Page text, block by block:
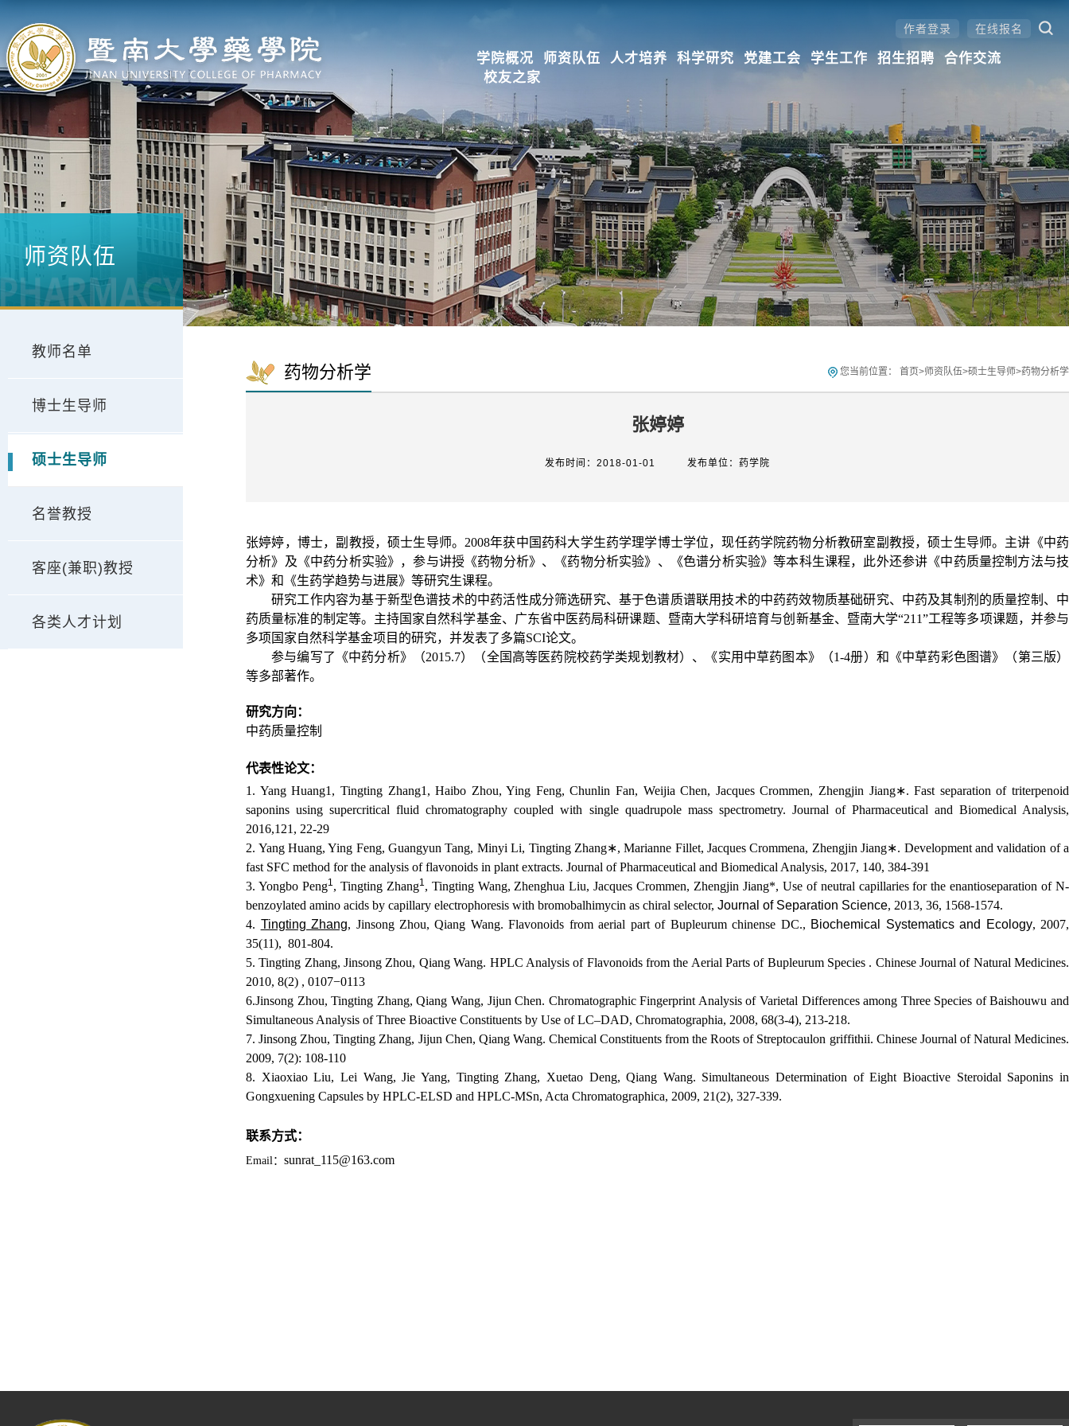
作者登录 在线报名
学院概况 师资队伍 人才培养 科学研究 党建工会 学生工作 招生招聘
合作交流
校友之家
师资队伍
教师名单
博士生导师
硕士生导师
名誉教授
客座(兼职)教授
各类人才计划
药物分析学 您当前位置： 首页>师资队伍>硕士生导师>药物分析学
张婷婷
发布时间：2018-01-01 发布单位：药学院
张婷婷，博士，副教授，硕士生导师。 2008年获中国药科大学生药学理学博士学位，现任药学院药物分析教研室副教授，硕士生导师。主讲《中药
分析》及《中药分析实验》，参与讲授《药物分析》、《药物分析实验》、《色谱分析实验》等本科生课程，此外还参讲《中药质量控制方法与技
术》和《生药学趋势与进展》等研究生课程。
研究工作内容为基于新型色谱技术的中药活性成分筛选研究、基于色谱质谱联用技术的中药药效物质基础研究、中药及其制剂的质量控制、中
药质量标准的制定等。主持国家自然科学基金、广东省中医药局科研课题、暨南大学科研培育与创新基金、暨南大学“211”工程等多项课题，并参与
多项国家自然科学基金项目的研究，并发表了多篇SCI论文。
参与编写了《中药分析》（2015.7）（全国高等医药院校药学类规划教材）、《实用中草药图本》（1-4册）和《中草药彩色图谱》（第三版）
等多部著作。
研究方向：
中药质量控制
代表性论文：
1. Yang Huang1, Tingting Zhang1, Haibo Zhou, Ying Feng, Chunlin Fan, Weijia Chen, Jacques Crommen, Zhengjin Jiang∗. Fast separation of triterpenoid
saponins using supercritical fluid chromatography coupled with single quadrupole mass spectrometry. Journal of Pharmaceutical and Biomedical Analysis,
2016,121, 22-29
2. Yang Huang, Ying Feng, Guangyun Tang, Minyi Li, Tingting Zhang∗, Marianne Fillet, Jacques Crommena, Zhengjin Jiang∗. Development and validation of a
fast SFC method for the analysis of flavonoids in plant extracts. Journal of Pharmaceutical and Biomedical Analysis, 2017, 140, 384-391
3. Yongbo Peng1 , Tingting Zhang1 , Tingting Wang, Zhenghua Liu, Jacques Crommen, Zhengjin Jiang*, Use of neutral capillaries for the enantioseparation of N-
benzoylated amino acids by capillary electrophoresis with bromobalhimycin as chiral selector,Journal of Separation Science, 2013, 36, 1568-1574.
4. Tingting Zhang, Jinsong Zhou, Qiang Wang. Flavonoids from aerial part of Bupleurum chinense DC., Biochemical Systematics and Ecology, 2007,
35(11), 801-804.
5. Tingting Zhang, Jinsong Zhou, Qiang Wang. HPLC Analysis of Flavonoids from the Aerial Parts of Bupleurum Species . Chinese Journal of Natural Medicines.
2010, 8(2) , 0107−0113
6.Jinsong Zhou, Tingting Zhang, Qiang Wang, Jijun Chen. Chromatographic Fingerprint Analysis of Varietal Differences among Three Species of Baishouwu and
Simultaneous Analysis of Three Bioactive Constituents by Use of LC–DAD, Chromatographia, 2008, 68(3-4), 213-218.
7. Jinsong Zhou, Tingting Zhang, Jijun Chen, Qiang Wang. Chemical Constituents from the Roots of Streptocaulon griffithii. Chinese Journal of Natural Medicines.
2009, 7(2): 108-110
8. Xiaoxiao Liu, Lei Wang, Jie Yang, Tingting Zhang, Xuetao Deng, Qiang Wang. Simultaneous Determination of Eight Bioactive Steroidal Saponins in
Gongxuening Capsules by HPLC-ELSD and HPLC-MSn, Acta Chromatographica, 2009, 21(2), 327-339.
联系方式：
Email ：sunrat_115@163.com